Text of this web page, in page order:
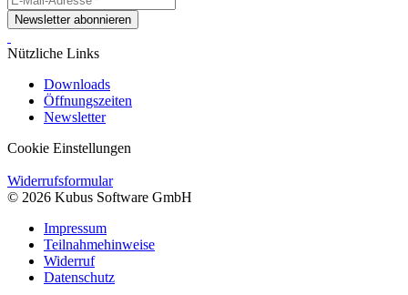
Newsletter abonnieren
Nützliche Links
Downloads
Öffnungszeiten
Newsletter
Cookie Einstellungen
Widerrufsformular
© 2026 Kubus Software GmbH
Impressum
Teilnahmehinweise
Widerruf
Datenschutz